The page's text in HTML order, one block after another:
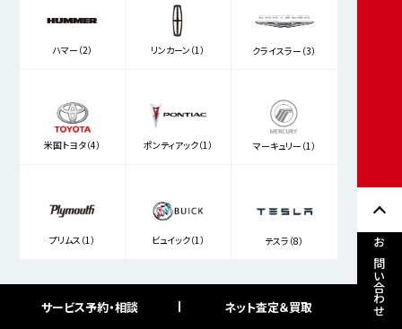
お問い合わせ
ハマー（2） リンカーン（1） クライスラー（3）
米国トヨタ（4） ポンティアック（1） マーキュリー（1）
プリムス（1） ビュイック（1） テスラ（8）
サービス予約・相談 ネット査定＆買取